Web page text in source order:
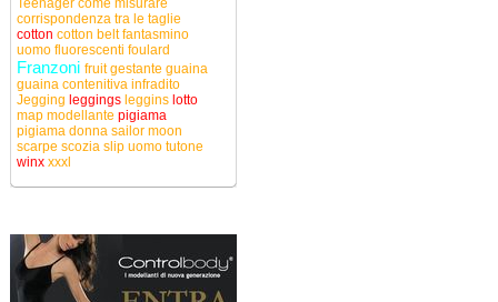
Teenager come misurare
corrispondenza tra le taglie
cotton cotton beltfantasmino
uomo fluorescenti foulard
Franzoni fruitgestante guaina
guaina contenitiva infradito
Jegging leggings leggins lotto
map modellante pigiama
pigiama donna sailor moon
scarpe scozia slip uomo tutone
winx xxxl